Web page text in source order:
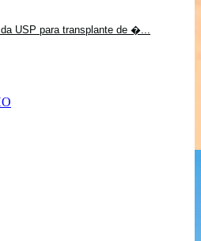
USP para transplante de �...